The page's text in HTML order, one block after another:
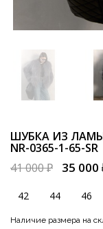
ШУБКА ИЗ
NR-0365-1-65-SR
41 000 ₽
35 000
42 44 46
Наличие размера на